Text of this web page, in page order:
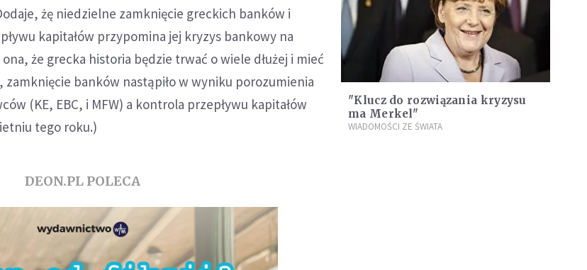
żę niedzielne zamknięcie greckich banków i
kapitałów przypomina jej kryzys bankowy na
że grecka historia będzie trwać o wiele dłużej i mieć
zamknięcie banków nastąpiło w wyniku porozumienia
(KE, EBC, i MFW) a kontrola przepływu kapitałów
tego roku.)
DEON.PL POLECA
"Klucz do rozwiązania kryzysu
ma Merkel"
WIADOMOŚCI ZE ŚWIATA